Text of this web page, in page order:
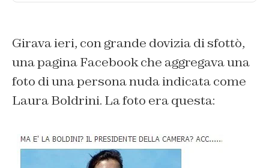
Girava ieri, con grande dovizia di sfottò,
una pagina Facebook che aggregava una
foto di una persona nuda indicata come
Laura Boldrini. La foto era questa: